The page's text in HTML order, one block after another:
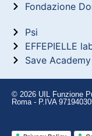
Fondazione
Psi
EFFEPIELLE
Save Academy
© 2026 UIL Funzione
Roma - P.IVA